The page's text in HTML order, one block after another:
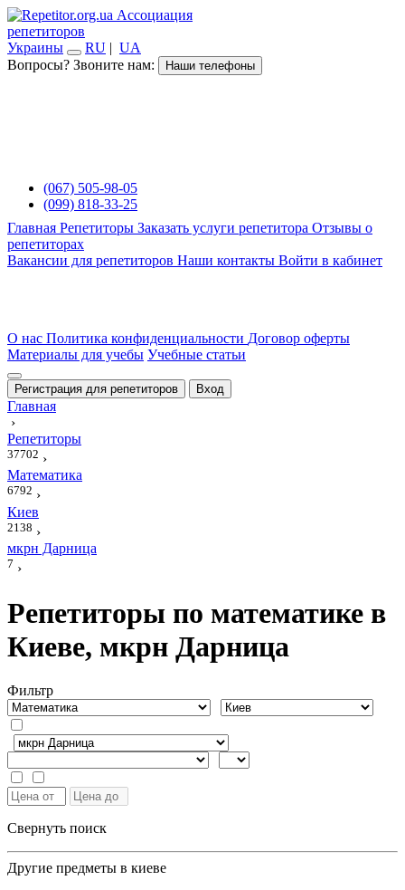
Ассоциация
репетиторов
Украины
RU | UA
Вопросы? Звоните нам:
Наши телефоны
(067) 505-98-05
(099) 818-33-25
Главная Репетиторы Заказать услуги репетитора Отзывы о
репетиторах
Вакансии для репетиторов Наши контакты Войти в кабинет
О нас Политика конфиденциальности Договор оферты
Материалы для учебы Учебные статьи
Регистрация для репетиторов Вход
Главная
›
Репетиторы
37702 ›
Математика
6792 ›
Киев
2138 ›
мкрн Дарница
7 ›
Репетиторы по математике в
Киеве, мкрн Дарница
Фильтр
Свернуть поиск
Другие предметы в киеве